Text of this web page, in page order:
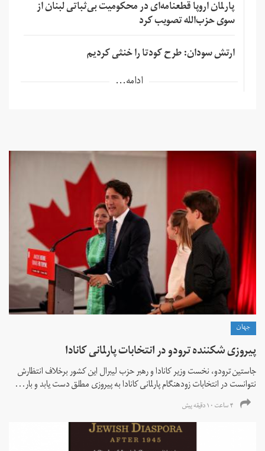
پارلمان اروپا قطعنامه‌ای در محکومیت بی‌ثباتی لبنان از
سوی حزب‌الله تصویب کرد
ارتش سودان: طرح کودتا را خنثی کردیم
ادامه...
جهان
پیروزی شکننده ترودو در انتخابات پارلمانی کانادا
جاستین ترودو، نخست وزیر کانادا و رهبر حزب لیبرال این کشور برخلاف انتظارش
نتوانست در انتخابات زود‌هنگام پارلمانی کانادا به پیروزی مطلق دست یابد و بار...
۴ ساعت ۱۰ دقیقه پیش